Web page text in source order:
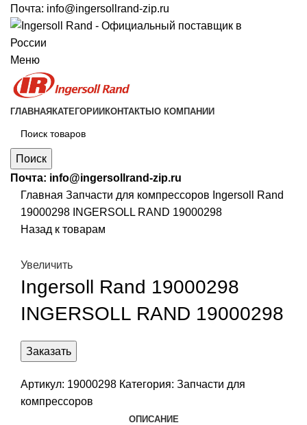
Почта: info@ingersollrand-zip.ru
Меню
ГЛАВНАЯ КАТЕГОРИИ КОНТАКТЫ О КОМПАНИИ
Поиск
Почта: info@ingersollrand-zip.ru
Главная Запчасти для компрессоров Ingersoll Rand
19000298 INGERSOLL RAND 19000298
Назад к товарам
Увеличить
Ingersoll Rand 19000298
INGERSOLL RAND 19000298
Заказать
Артикул: 19000298 Категория: Запчасти для
компрессоров
ОПИСАНИЕ